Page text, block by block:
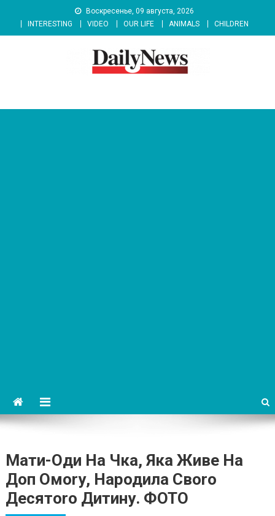
content
Воскресенье, 09 августа, 2026
INTERESTING
VIDEO OUR LIFE ANIMALS CHILDREN
Мати-Оди На Чка, Яка Живе На
Доп Омоrу, Народила Своrо
Десятоrо Дитину. ФОТО